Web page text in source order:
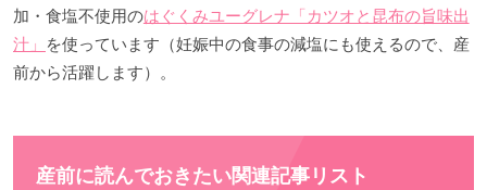
加・食塩不使用のはぐくみユーグレナ「カツオと昆布の旨味出
汁」 を使っています（妊娠中の食事の減塩にも使えるので、産
前から活躍します）。
産前に読んでおきたい関連記事リスト